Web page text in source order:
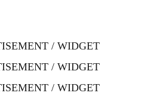
/ WIDGET
/ WIDGET
/ WIDGET